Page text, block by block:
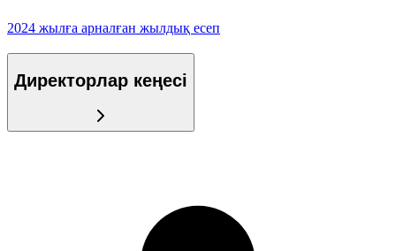
2024 жылға арналған жылдық есеп
Директорлар кеңесі